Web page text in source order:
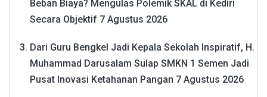
Beban Biaya? Mengulas Polemik SKAL di Kediri
Secara Objektif 7 Agustus 2026
Dari Guru Bengkel Jadi Kepala Sekolah Inspiratif, H.
Muhammad Darusalam Sulap SMKN 1 Semen Jadi
Pusat Inovasi Ketahanan Pangan 7 Agustus 2026